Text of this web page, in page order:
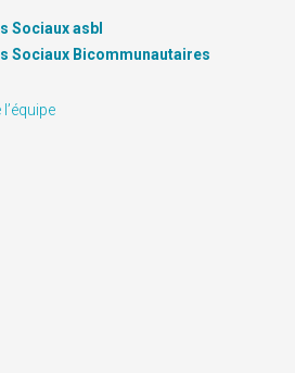
Sociaux asbl
Sociaux Bicommunautaires